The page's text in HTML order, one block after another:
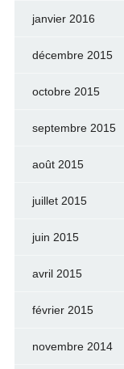
janvier 2016
décembre 2015
octobre 2015
septembre 2015
août 2015
juillet 2015
juin 2015
avril 2015
février 2015
novembre 2014